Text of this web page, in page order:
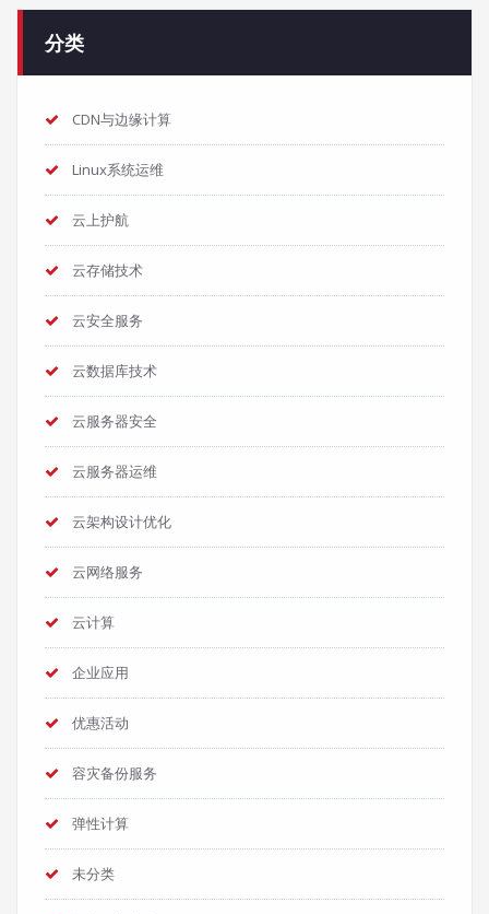
分类
CDN与边缘计算
Linux系统运维
云上护航
云存储技术
云安全服务
云数据库技术
云服务器安全
云服务器运维
云架构设计优化
云网络服务
云计算
企业应用
优惠活动
容灾备份服务
弹性计算
未分类